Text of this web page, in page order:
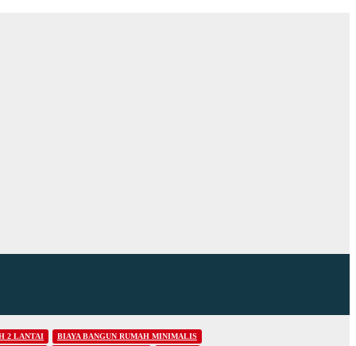
2 LANTAI
BIAYA BANGUN RUMAH MINIMALIS